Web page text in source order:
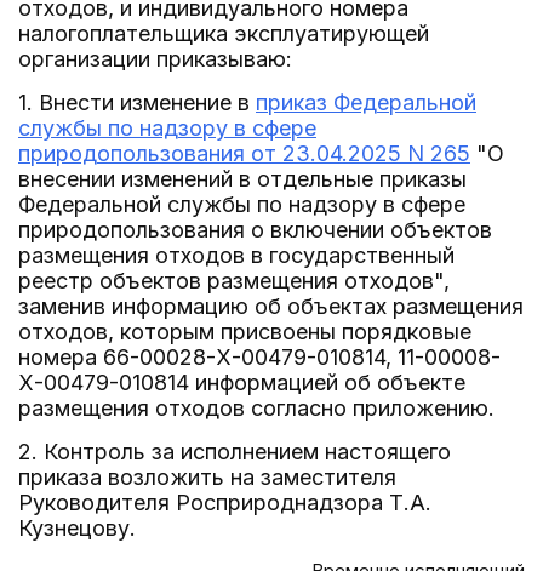
отходов, и индивидуального номера
налогоплательщика эксплуатирующей
организации приказываю:
1. Внести изменение в приказ Федеральной
службы по надзору в сфере
природопользования от 23.04.2025 N 265 "О
внесении изменений в отдельные приказы
Федеральной службы по надзору в сфере
природопользования о включении объектов
размещения отходов в государственный
реестр объектов размещения отходов",
заменив информацию об объектах размещения
отходов, которым присвоены порядковые
номера 66-00028-Х-00479-010814, 11-00008-
Х-00479-010814 информацией об объекте
размещения отходов согласно приложению.
2. Контроль за исполнением настоящего
приказа возложить на заместителя
Руководителя Росприроднадзора Т.А.
Кузнецову.